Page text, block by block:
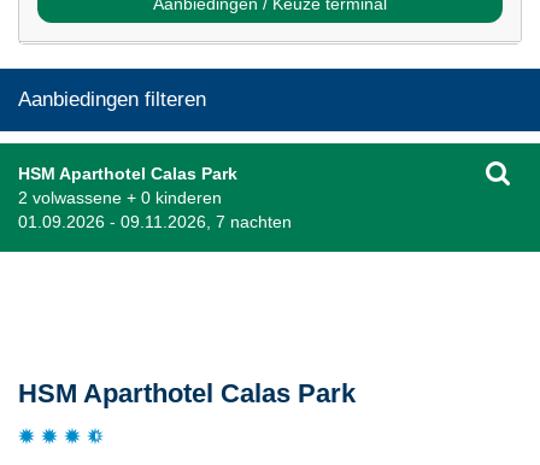
Aanbiedingen filteren
HSM Aparthotel Calas Park
2 volwassene + 0 kinderen
01.09.2026 - 09.11.2026, 7 nachten
HSM Aparthotel Calas Park